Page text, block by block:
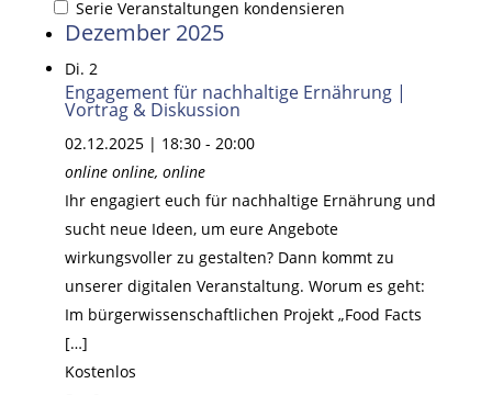
Serie Veranstaltungen kondensieren
Dezember 2025
Di. 2
Engagement für nachhaltige Ernährung |
Vortrag & Diskussion
02.12.2025 | 18:30- 20:00
online online, online
Ihr engagiert euch für nachhaltige Ernährung und
sucht neue Ideen, um eure Angebote
wirkungsvoller zu gestalten? Dann kommt zu
unserer digitalen Veranstaltung. Worum es geht:
Im bürgerwissenschaftlichen Projekt „Food Facts
[…]
Kostenlos